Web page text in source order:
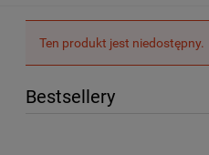
Ten produkt jest niedostępny.
Bestsellery